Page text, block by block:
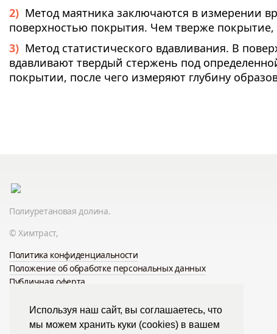
Используя наш сайт, вы соглашаетесь, что
мы можем хранить куки (cookies) в вашем
Метод маятника заключаются в измерении
поверхностью покрытия. Чем тверже
Метод статистического вдавливания. В
вдавливают твердый стержень под
покрытии, после чего измеряют глубину
Полиуретановая долина.
© Химтраст,
Политика конфиденциальности
Положение об обработке персональных данных
Публичная оферта